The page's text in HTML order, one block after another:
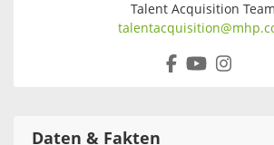
Talent Acquisition Team
Daten & Fakten